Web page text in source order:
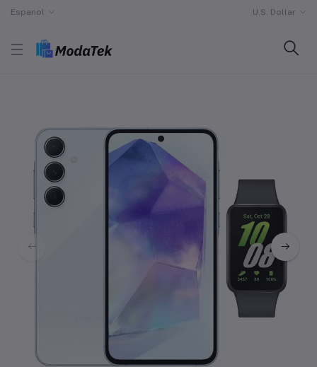
Espanol U.S. Dollar